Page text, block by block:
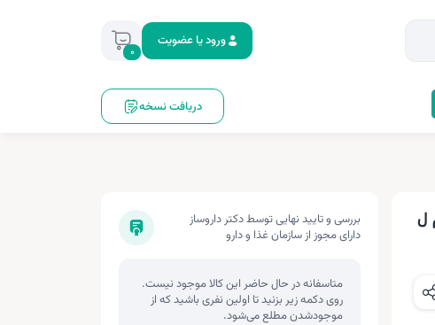
ورود یا عضویت
0
دریافت نسخه
بررسی و تایید نهایی توسط دکتر داروساز
دارای مجوز از سازمان غذا و دارو
متاسفانه در حال حاضر این کالا موجود نیست.
روی دکمه زیر بزنید تا اولین نفری باشید که از
موجودشدن مطلع می‌شود.